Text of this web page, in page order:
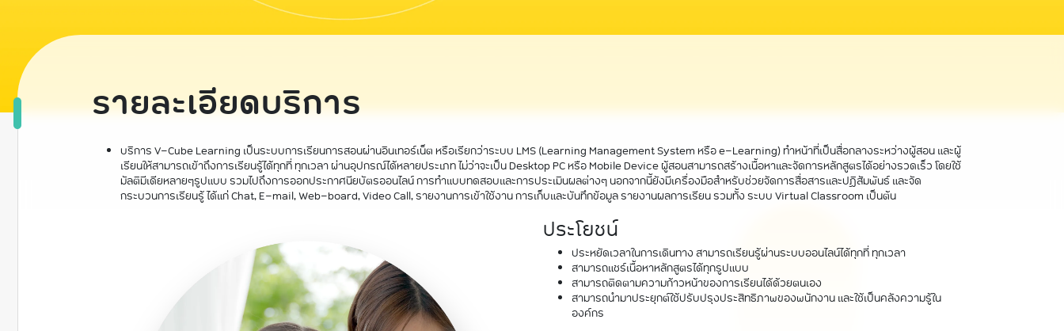
รายละเอียดบริการ
บริการ V-Cube Learning เป็นระบบการเรียนการสอนผ่านอินเทอร์เน็ต หรือเรียกว่าระบบ LMS (Learning Management System หรือ e-Learning) ทำหน้าที่เป็นสื่อกลางระหว่างผู้สอน และผู้
เรียนให้สามารถเข้าถึงการเรียนรู้ได้ทุกที่ ทุกเวลา ผ่านอุปกรณ์ได้หลายประเภท ไม่ว่าจะเป็น Desktop PC หรือ Mobile Device ผู้สอนสามารถสร้างเนื้อหาและจัดการหลักสูตรได้อย่างรวดเร็ว โดยใช้
มัลติมีเดียหลายๆรูปแบบ รวมไปถึงการออกประกาศนียบัตรออนไลน์ การทำแบบทดสอบและการประเมินผลต่างๆ นอกจากนี้ยังมีเครื่องมือสำหรับช่วยจัดการสื่อสารและปฏิสัมพันธ์ และจัด
กระบวนการเรียนรู้ ได้แก่ Chat, E-mail, Web-board, Video Call, รายงานการเข้าใช้งาน การเก็บและบันทึกข้อมูล รายงานผลการเรียน รวมทั้ง ระบบ Virtual Classroom เป็นต้น
ประโยชน์
ประหยัดเวลาในการเดินทาง สามารถเรียนรู้ผ่านระบบออนไลน์ได้ทุกที่ ทุกเวลา
สามารถแชร์เนื้อหาหลักสูตรได้ทุกรูปแบบ
สามารถติดตามความก้าวหน้าของการเรียนได้ด้วยตนเอง
สามารถนำมาประยุกต์ใช้ปรับปรุงประสิทธิภาพของพนักงาน และใช้เป็นคลังความรู้ใน
องค์กร